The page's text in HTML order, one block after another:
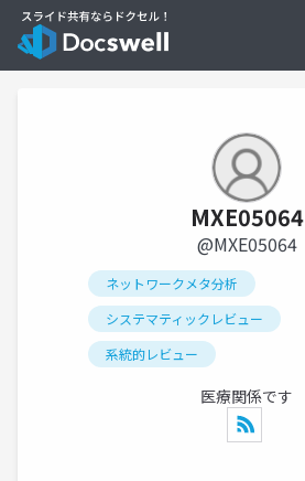
MXE05064
@MXE05064
ネットワークメタ分析
システマティックレビュー
系統的レビュー
医療関係です